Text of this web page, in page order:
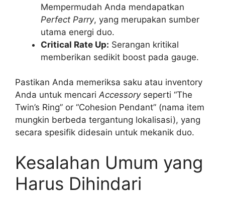
Mempermudah Anda mendapatkan
Perfect Parry, yang merupakan sumber
utama energi duo.
Critical Rate Up: Serangan kritikal
memberikan sedikit boost pada gauge.
Pastikan Anda memeriksa saku atau inventory
Anda untuk mencariAccessoryseperti “The
Twin’s Ring” or “Cohesion Pendant” (nama item
mungkin berbeda tergantung lokalisasi), yang
secara spesifik didesain untuk mekanik duo.
Kesalahan Umum yang
Harus Dihindari